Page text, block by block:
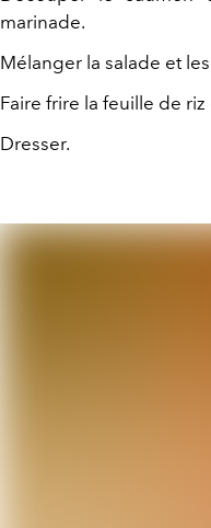
marinade.
Mélanger la salade et
Faire frire la feuille de
Dresser.